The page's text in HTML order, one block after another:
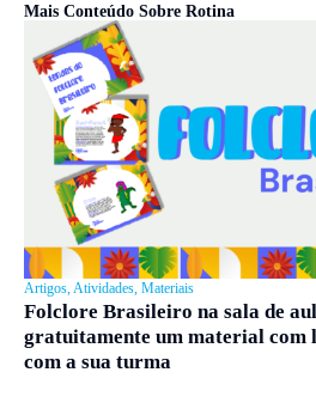
Mais Conteúdo Sobre Rotina
Artigos,Atividades, Materiais
Folclore Brasileiro na sala de
gratuitamente um material com
com a sua turma